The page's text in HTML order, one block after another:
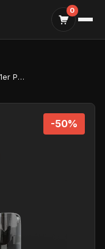
0
187 Pod – Babba Huppa – Maxwell Edition 1er Pack
-50%